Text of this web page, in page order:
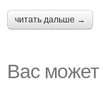
читать дальше →
Вас может